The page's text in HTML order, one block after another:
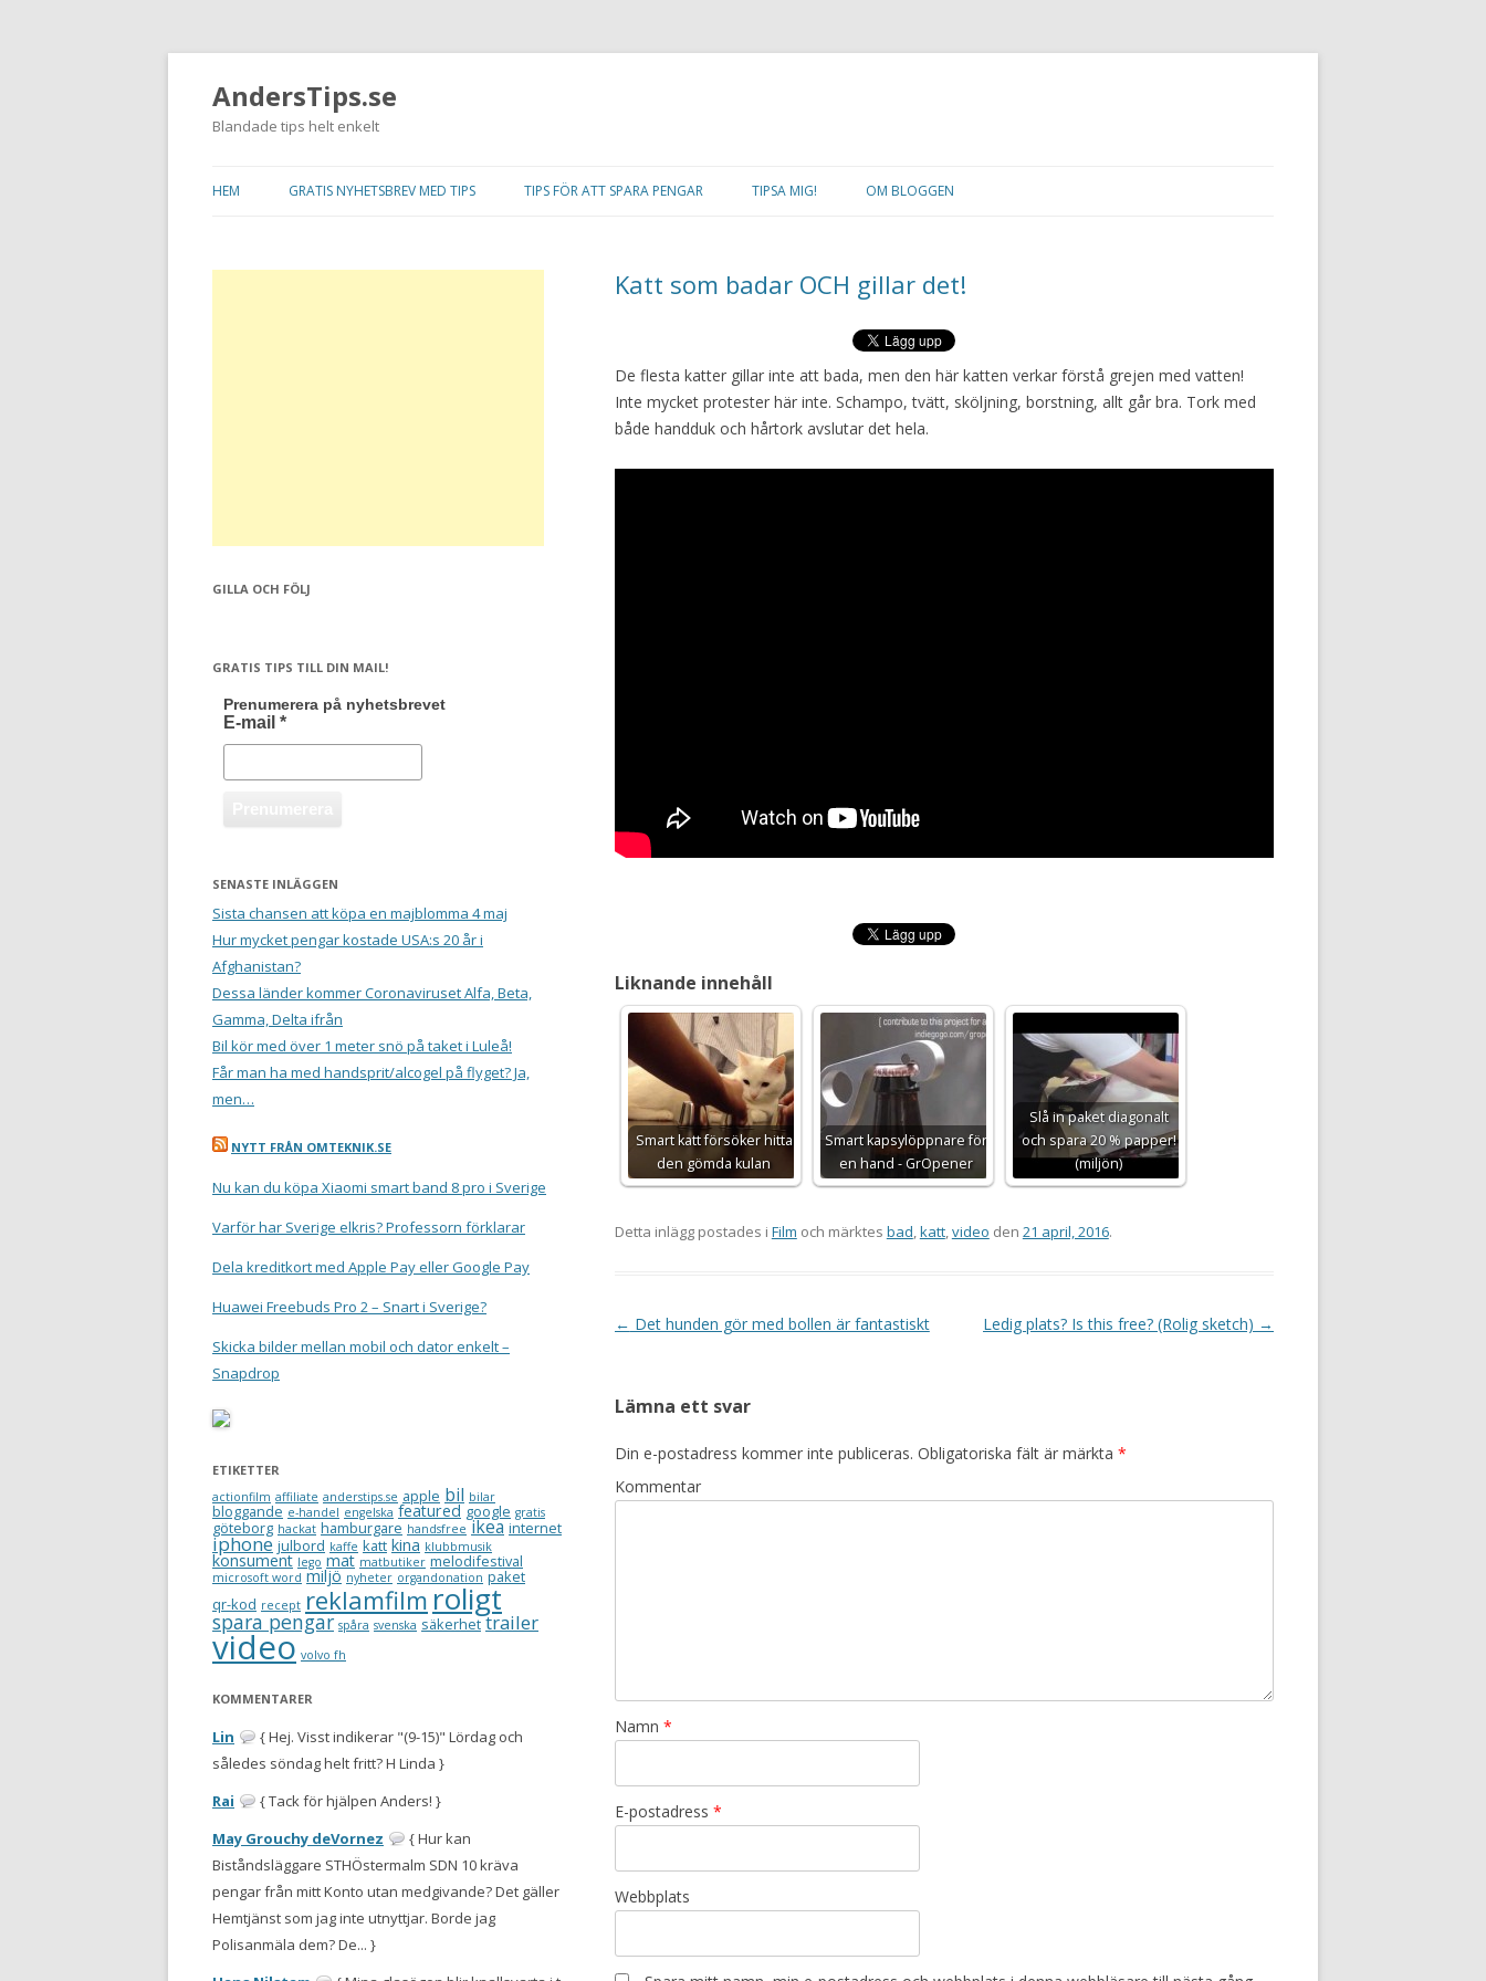
AndersTips.se
Blandade tips helt enkelt
till
HEM GRATIS NYHETSBREV MED TIPS TIPS FÖR ATT SPARA PENGAR TIPSA MIG! OM BLOGGEN
Katt som badar OCH gillar det!
De flesta katter gillar inte att bada, men den här katten verkar förstå grejen med vatten!
Inte mycket protester här inte. Schampo, tvätt, sköljning, borstning, allt går bra. Tork med
både handduk och hårtork avslutar det hela.
Liknande innehåll
Smart katt försöker hitta
den gömda kulan
Smart kapsylöppnare för
en hand - GrOpener
Slå in paket diagonalt
och spara 20 % papper!
(miljön)
Detta inlägg postades i Film och märktes bad,katt,video den 21 april, 2016.
Inläggsnavigering
← Det hunden gör med bollen är fantastiskt Ledig plats? Is this free? (Rolig sketch) →
Lämna ett svar
Din e-postadress kommer inte publiceras. Obligatoriska fält är märkta *
Kommentar
Namn *
E-postadress *
Webbplats
GILLA OCH FÖLJ
GRATIS TIPS TILL DIN MAIL!
Prenumerera på nyhetsbrevet
E-mail *
SENASTE INLÄGGEN
Sista chansen att köpa en majblomma 4 maj
Hur mycket pengar kostade USA:s 20 år i
Afghanistan?
Dessa länder kommer Coronaviruset Alfa, Beta,
Gamma, Delta ifrån
Bil kör med över 1 meter snö på taket i Luleå!
Får man ha med handsprit/alcogel på flyget? Ja,
men…
NYTT FRÅN OMTEKNIK.SE
Nu kan du köpa Xiaomi smart band 8 pro i Sverige
Varför har Sverige elkris? Professorn förklarar
Dela kreditkort med Apple Pay eller Google Pay
Huawei Freebuds Pro 2 – Snart i Sverige?
Skicka bilder mellan mobil och dator enkelt –
Snapdrop
ETIKETTER
actionfilm affiliate anderstips.se apple bil bilar
bloggande e-handel engelska featured google gratis
göteborg hackat hamburgare handsfree ikea internet
iphone julbord kaffe katt kina klubbmusik
konsument lego mat matbutiker melodifestival
microsoft word miljö nyheter organdonation paket
qr-kod recept reklamfilm roligt
spara pengar spåra svenska säkerhet trailer
video volvo fh
KOMMENTARER
Lin
{ Hej. Visst indikerar "(9-15)" Lördag och
således söndag helt fritt? H Linda }
Rai
{ Tack för hjälpen Anders! }
May Grouchy deVornez
{ Hur kan
Biståndsläggare STHÖstermalm SDN 10 kräva
pengar från mitt Konto utan medgivande? Det gäller
Hemtjänst som jag inte utnyttjar. Borde jag
Polisanmäla dem? De... }